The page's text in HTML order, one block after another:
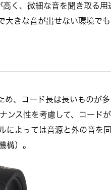
く、微細な音を聞き取る用
きな音が出せない環境で
め、コード長は長いものが
ンス性を考慮して、コード
によっては音源と外の音を
構）。